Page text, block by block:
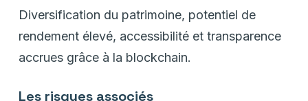
Diversification du patrimoine, potentiel de
rendement élevé, accessibilité et transparence
accrues grâce à la blockchain.
Les risques associés